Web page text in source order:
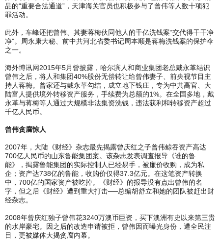
品的“重要合法通道”，天津海关官员也积极参与了曾伟等人数十项犯
罪活动。
此外，车峰还把曾伟、其妻蒋梅伙同他人的千亿洗钱案“交代得干干净
净”。周永康大秘、前中共河北省委书记周本顺是蒋梅洗钱案的保护伞
之一。
海外博讯网2015年5月曾披露，哈尔滨人和商业集团老总戴永革结识
曾伟之后，将人和集团40%股份无偿转让给曾伟妻子、前央视节目主
持人蒋梅。曾家还与戴永革勾结，成立地下钱庄，专为中共高官、大
陆富人提供境外转移资产服务，手续费为总额的1%。在全国多地，戴
永革与蒋梅等人通过大规模非法集资洗钱，违法获利和转移资产超过
千亿人民币。
曾伟贪腐惊人
2007年，大陆《财经》杂志最先揭露曾庆红之子曾伟鲸吞资产高达
700亿人民币的山东鲁能集团案。该杂志发表调查报导《谁的鲁
能》，揭露鲁能集团的实际控制人已经易手，被廉价收购，成为私
企；资产达738亿的鲁能，收购价仅得37.3亿元。在这笔资产转换
中，700亿的国家资产被吃掉。《财经》的报导没有点出曾伟的名
字，但之后《财经》遭到重大打击──总编胡舒立和她的团队被赶出财
经杂志。
2008年曾庆红独子曾伟花3240万澳币巨资，买下澳洲有史以来第三贵
的水岸豪宅。因之后的改造申请被拒，曾伟因而曝光身份，遭全民注
目，更被媒体大揭贪腐内幕。